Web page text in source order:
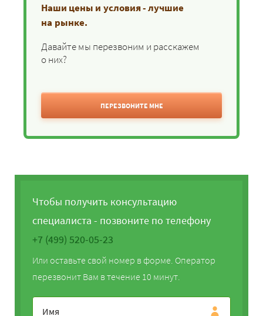
Наши цены и условия - лучшие
на рынке.
Давайте мы перезвоним и расскажем
о них?
ПЕРЕЗВОНИТЕ МНЕ
Чтобы получить консультацию
специалиста - позвоните по телефону
+7 (499) 520-05-23
Или оставьте свой номер в форме. Оператор
перезвонит Вам в течение 10 минут.